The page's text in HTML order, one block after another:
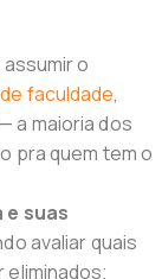
o
faculdade,
a maioria dos
pra quem tem o
e suas
avaliar quais